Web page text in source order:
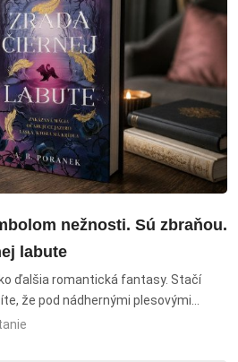
nežnosti. Sú zbraňou.
labute
ďalšia romantická fantasy. Stačí
že pod nádhernými plesovými
mocenské hry a rozhodnutia, ktoré